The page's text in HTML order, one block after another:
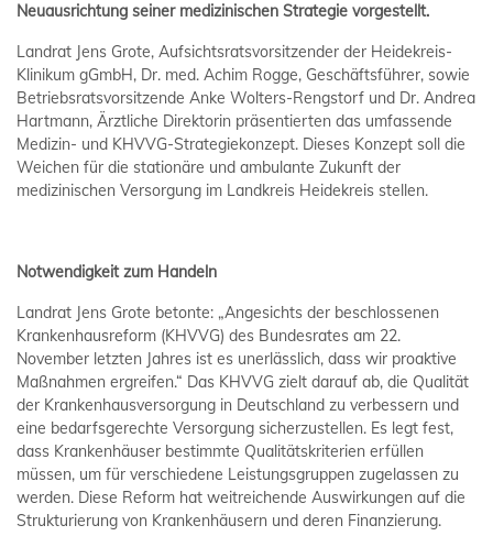
Neuausrichtung seiner medizinischen Strategie vorgestellt.
Landrat Jens Grote, Aufsichtsratsvorsitzender der Heidekreis-
Klinikum gGmbH, Dr. med. Achim Rogge, Geschäftsführer, sowie
Betriebsratsvorsitzende Anke Wolters-Rengstorf und Dr. Andrea
Hartmann, Ärztliche Direktorin präsentierten das umfassende
Medizin- und KHVVG-Strategiekonzept. Dieses Konzept soll die
Weichen für die stationäre und ambulante Zukunft der
medizinischen Versorgung im Landkreis Heidekreis stellen.
Notwendigkeit zum Handeln
Landrat Jens Grote betonte: „Angesichts der beschlossenen
Krankenhausreform (KHVVG) des Bundesrates am 22.
November letzten Jahres ist es unerlässlich, dass wir proaktive
Maßnahmen ergreifen.“ Das KHVVG zielt darauf ab, die Qualität
der Krankenhausversorgung in Deutschland zu verbessern und
eine bedarfsgerechte Versorgung sicherzustellen. Es legt fest,
dass Krankenhäuser bestimmte Qualitätskriterien erfüllen
müssen, um für verschiedene Leistungsgruppen zugelassen zu
werden. Diese Reform hat weitreichende Auswirkungen auf die
Strukturierung von Krankenhäusern und deren Finanzierung.